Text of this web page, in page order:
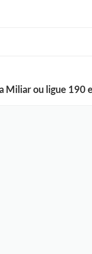
Miliar ou ligue 190